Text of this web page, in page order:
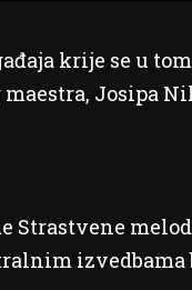
krije se u
Josipa
Strastvene
izvedbama